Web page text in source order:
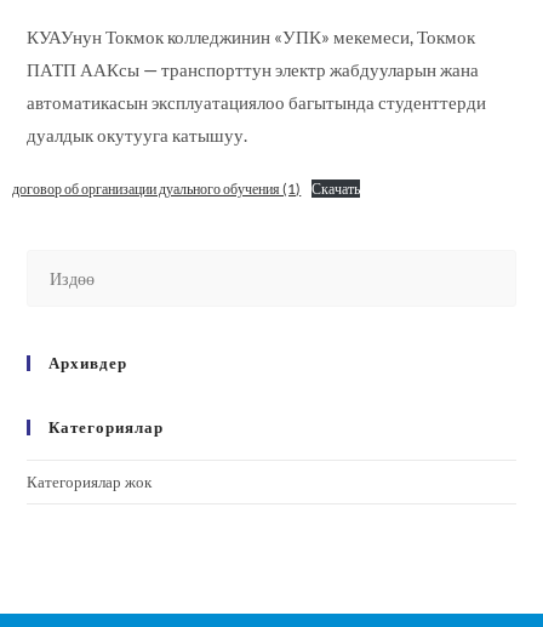
КУАУнун Токмок колледжинин «УПК» мекемеси, Токмок
ПАТП ААКсы — транспорттун электр жабдууларын жана
автоматикасын эксплуатациялоо багытында студенттерди
дуалдык окутууга катышуу.
договор об организации дуального обучения (1) Скачать
Архивдер
Категориялар
Категориялар жок